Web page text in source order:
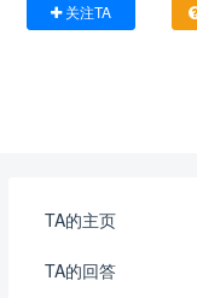
关注TA
TA的主页
TA的回答